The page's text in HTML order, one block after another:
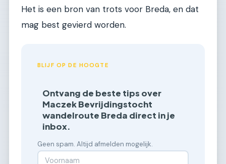
Het is een bron van trots voor Breda, en dat
mag best gevierd worden.
BLIJF OP DE HOOGTE
Ontvang de beste tips over
Maczek Bevrijdingstocht
wandelroute Breda direct in je
inbox.
Geen spam. Altijd afmelden mogelijk.